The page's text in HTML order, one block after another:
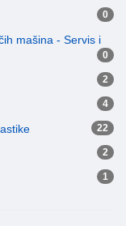
0
mašina - Servis i
0
2
4
22
2
1